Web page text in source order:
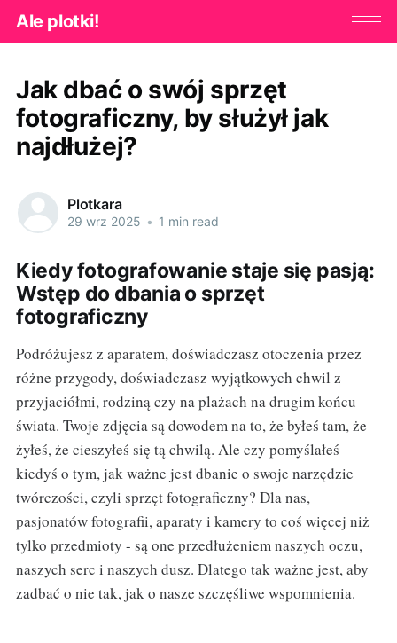
Ale plotki!
Jak dbać o swój sprzęt
fotograficzny, by służył jak
najdłużej?
Plotkara
29 wrz 2025 • 1 min read
Kiedy fotografowanie staje się pasją:
Wstęp do dbania o sprzęt
fotograficzny
Podróżujesz z aparatem, doświadczasz otoczenia przez
różne przygody, doświadczasz wyjątkowych chwil z
przyjaciółmi, rodziną czy na plażach na drugim końcu
świata. Twoje zdjęcia są dowodem na to, że byłeś tam, że
żyłeś, że cieszyłeś się tą chwilą. Ale czy pomyślałeś
kiedyś o tym, jak ważne jest dbanie o swoje narzędzie
twórczości, czyli sprzęt fotograficzny? Dla nas,
pasjonatów fotografii, aparaty i kamery to coś więcej niż
tylko przedmioty - są one przedłużeniem naszych oczu,
naszych serc i naszych dusz. Dlatego tak ważne jest, aby
zadbać o nie tak, jak o nasze szczęśliwe wspomnienia.